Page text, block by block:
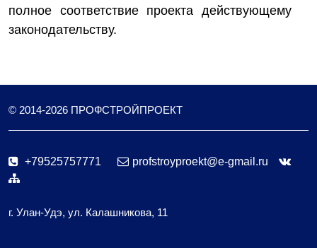
полное соответствие проекта действующему
законодательству.
© 2014-2026 ПРОФСТРОЙПРОЕКТ
+79525757771 profstroyproekt@e-gmail.ru
г. Улан-Удэ, ул. Калашникова, 11